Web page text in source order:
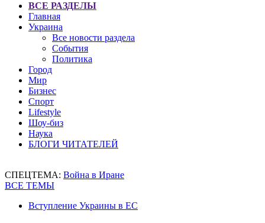
ВСЕ РАЗДЕЛЫ
Главная
Украина
Все новости раздела
События
Политика
Город
Мир
Бизнес
Спорт
Lifestyle
Шоу-биз
Наука
БЛОГИ ЧИТАТЕЛЕЙ
СПЕЦТЕМА: Война в Иране
ВСЕ ТЕМЫ
Вступление Украины в ЕС